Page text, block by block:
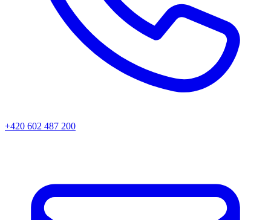
+420 602 487 200